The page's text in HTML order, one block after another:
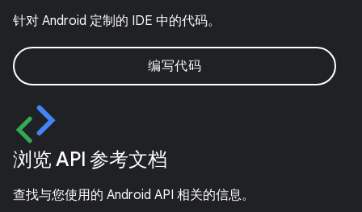
针对 Android 定制的 IDE 中的代码。
编写代码
浏览 API 参考文档
查找与您使用的 Android API 相关的信息。